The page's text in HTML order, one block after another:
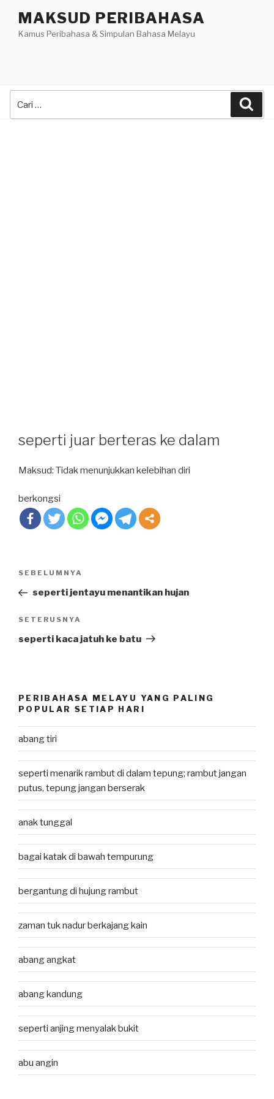
content
MAKSUD PERIBAHASA
Kamus Peribahasa & Simpulan Bahasa Melayu
seperti juar berteras ke dalam
Maksud: Tidak menunjukkan kelebihan diri
berkongsi
Post
Previous
Post
SEBELUMNYA
seperti jentayu menantikan hujan
Next
Post
SETERUSNYA
seperti kaca jatuh ke batu
PERIBAHASA MELAYU YANG PALING
POPULAR SETIAP HARI
abang tiri
seperti menarik rambut di dalam tepung; rambut jangan
putus, tepung jangan berserak
anak tunggal
bagai katak di bawah tempurung
bergantung di hujung rambut
zaman tuk nadur berkajang kain
abang angkat
abang kandung
seperti anjing menyalak bukit
abu angin